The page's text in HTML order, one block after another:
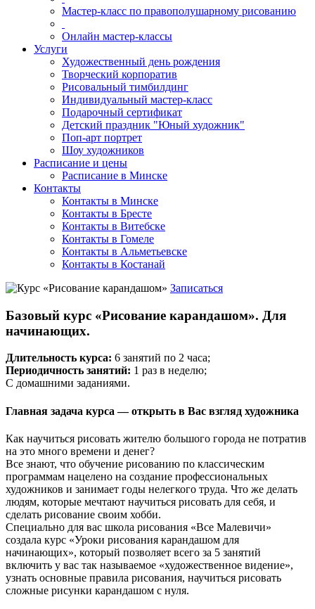
Мастер-класс по правополушарному рисованию
Онлайн мастер-классы
Услуги
Художественный день рождения
Творческий корпоратив
Рисовальный тимбилдинг
Индивидуальный мастер-класс
Подарочный сертификат
Детский праздник "Юный художник"
Поп-арт портрет
Шоу художников
Расписание и цены
Расписание в Минске
Контакты
Контакты в Минске
Контакты в Бресте
Контакты в Витебске
Контакты в Гомеле
Контакты в Альметьевске
Контакты в Костанай
Записаться
Базовый курс «Рисование карандашом». Для
начинающих.
Длительность курса: 6 занятий по 2 часа;
Периодичность занятий: 1 раз в неделю;
С домашними заданиями.
Главная задача курса — открыть в Вас взгляд художника
Как научиться рисовать жителю большого города не потратив
на это много времени и денег?
Все знают, что обучение рисованию по классическим
программам нацелено на создание профессиональных
художников и занимает годы нелегкого труда. Что же делать
людям, которые мечтают научиться рисовать для себя, и
сделать рисование своим хобби.
Специально для вас школа рисования «Все Малевичи»
создала курс «Уроки рисования карандашом для
начинающих», который позволяет всего за 5 занятий
включить у вас так называемое «художественное видение»,
узнать основные правила рисования, научиться рисовать
сложные рисунки карандашом с нуля.